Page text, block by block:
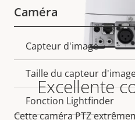
Excellente
Cette caméra PTZ
Caméra
Description
de la
propriété
Valeur
la
Capteur d'image
Taille du capteur
Fonction Lightfinder